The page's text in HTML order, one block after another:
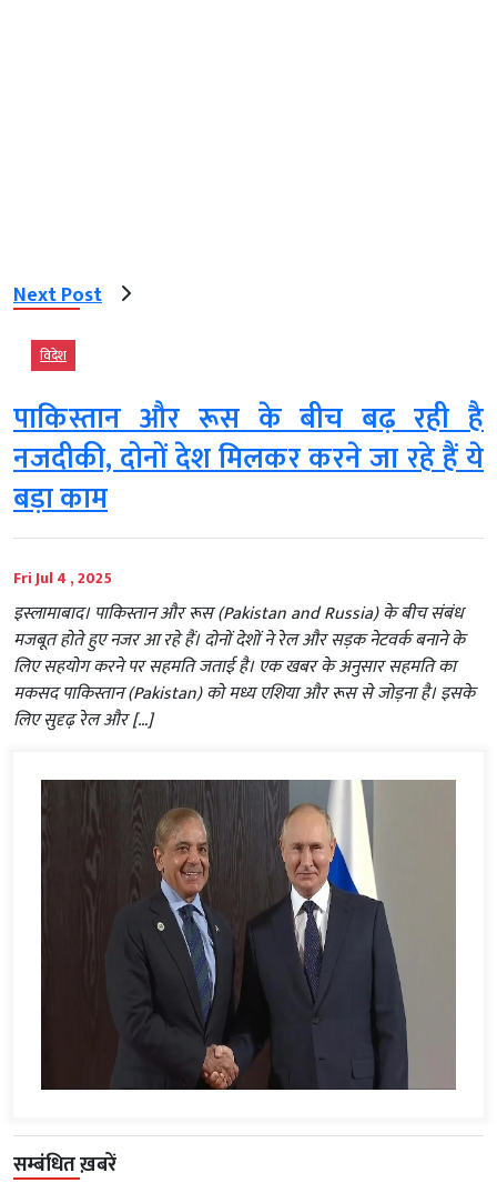
Next Post
विदेश
पाकिस्तान और रूस के बीच बढ़ रही है
नजदीकी, दोनों देश मिलकर करने जा रहे हैं ये
बड़ा काम
Fri Jul 4 , 2025
इस्लामाबाद। पाकिस्तान और रूस (Pakistan and Russia) के बीच संबंध
मजबूत होते हुए नजर आ रहे हैं। दोनों देशों ने रेल और सड़क नेटवर्क बनाने के
लिए सहयोग करने पर सहमति जताई है। एक खबर के अनुसार सहमति का
मकसद पाकिस्तान (Pakistan) को मध्य एशिया और रूस से जोड़ना है। इसके
लिए सुदृढ़ रेल और […]
सम्बंधित ख़बरें